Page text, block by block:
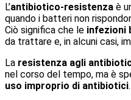
L’antibiotico-resistenza è
quando i batteri non
Ciò significa che le infezioni
da trattare e, in alcuni casi,
La resistenza agli
nel corso del tempo, ma è
uso improprio di antibiotici.